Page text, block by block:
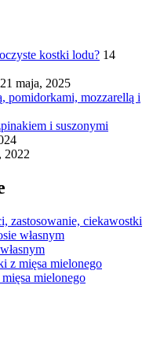
kostki lodu? 14
21 maja, 2025
pomidorkami, mozzarellą i
i suszonymi
2022
zastosowanie, ciekawostki
własnym
z mięsa mielonego
mielonego